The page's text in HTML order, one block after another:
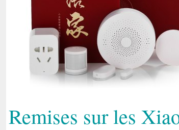
Remises sur les